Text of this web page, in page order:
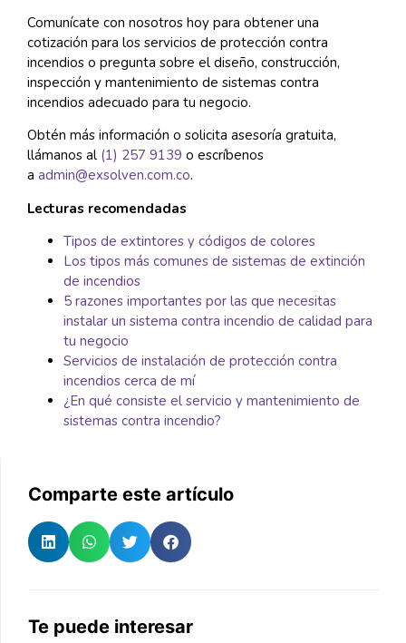
Comunícate con nosotros hoy para obtener una
cotización para los servicios de protección contra
incendios o pregunta sobre el diseño, construcción,
inspección y mantenimiento de sistemas contra
incendios adecuado para tu negocio.
Obtén más información o solicita asesoría gratuita,
llámanos al (1) 257 9139 o escríbenos
a admin@exsolven.com.co.
Lecturas recomendadas
Tipos de extintores y códigos de colores
Los tipos más comunes de sistemas de extinción
de incendios
5 razones importantes por las que necesitas
instalar un sistema contra incendio de calidad para
tu negocio
Servicios de instalación de protección contra
incendios cerca de mí
¿En qué consiste el servicio y mantenimiento de
sistemas contra incendio?
Comparte este artículo
Te puede interesar